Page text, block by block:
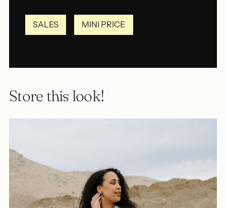
SALES MINI PRICE
Store this look!